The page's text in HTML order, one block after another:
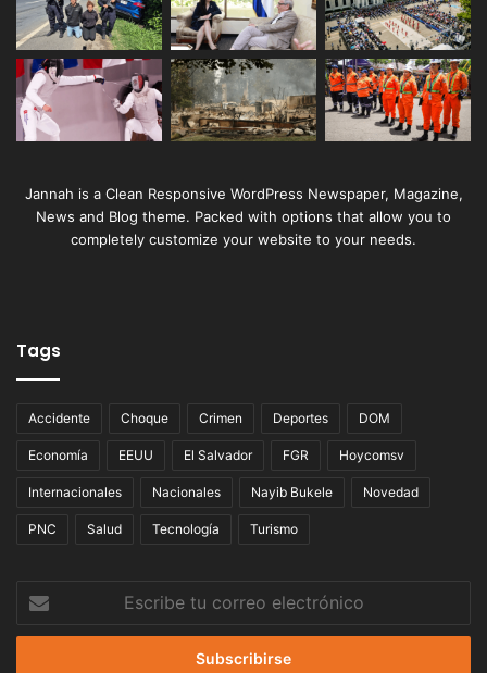
Jannah is a Clean Responsive WordPress Newspaper, Magazine,
News and Blog theme. Packed with options that allow you to
completely customize your website to your needs.
Tags
Accidente Choque Crimen Deportes DOM
Economía EEUU El Salvador FGR Hoycomsv
Internacionales Nacionales Nayib Bukele Novedad
PNC Salud Tecnología Turismo
correo